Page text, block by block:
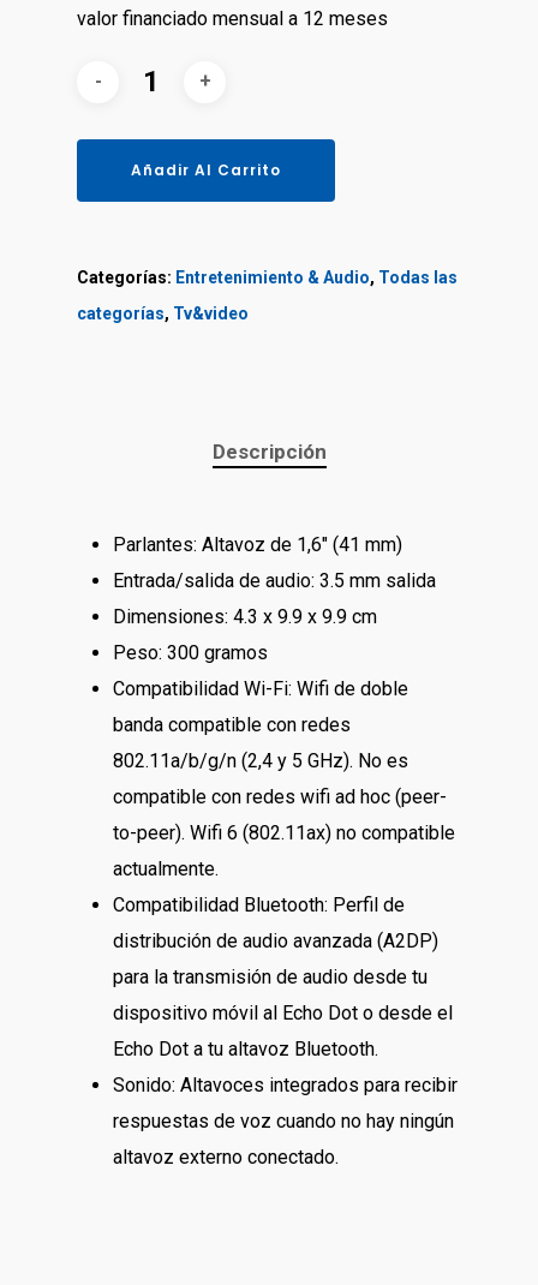
valor financiado mensual a 12 meses
Añadir Al Carrito
Categorías: Entretenimiento & Audio, Todas las
categorías, Tv&video
Descripción
Parlantes: Altavoz de 1,6″ (41 mm)
Entrada/salida de audio: 3.5 mm salida
Dimensiones: 4.3 x 9.9 x 9.9 cm
Peso: 300 gramos
Compatibilidad Wi-Fi: Wifi de doble
banda compatible con redes
802.11a/b/g/n (2,4 y 5 GHz). No es
compatible con redes wifi ad hoc (peer-
to-peer). Wifi 6 (802.11ax) no compatible
actualmente.
Compatibilidad Bluetooth: Perfil de
distribución de audio avanzada (A2DP)
para la transmisión de audio desde tu
dispositivo móvil al Echo Dot o desde el
Echo Dot a tu altavoz Bluetooth.
Sonido: Altavoces integrados para recibir
respuestas de voz cuando no hay ningún
altavoz externo conectado.
Tienda
Computación
Сomputadoras De
Tv&video
Carrito
Contactos